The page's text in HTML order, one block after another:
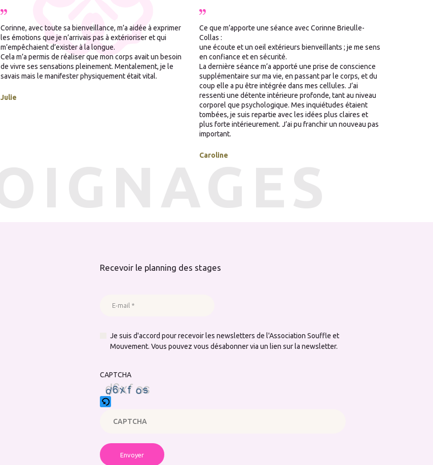
Corinne, avec toute sa bienveillance, m’a aidée à exprimer
les émotions que je n’arrivais pas à extérioriser et qui
m’empêchaient d’exister à la longue.
Cela m’a permis de réaliser que mon corps avait un besoin
de vivre ses sensations pleinement. Mentalement, je le
savais mais le manifester physiquement était vital.
Julie
Ce que m’apporte une séance avec Corinne Brieulle-
Collas :
une écoute et un oeil extérieurs bienveillants ; je me sens
en confiance et en sécurité.
La dernière séance m’a apporté une prise de conscience
supplémentaire sur ma vie, en passant par le corps, et du
coup elle a pu être intégrée dans mes cellules. J’ai
ressenti une détente intérieure profonde, tant au niveau
corporel que psychologique. Mes inquiétudes étaient
tombées, je suis repartie avec les idées plus claires et
plus forte intérieurement. J’ai pu franchir un nouveau pas
important.
Caroline
Recevoir le planning des stages
Je suis d'accord pour recevoir les newsletters de l'Association Souffle et
Mouvement. Vous pouvez vous désabonner via un lien sur la newsletter.
CAPTCHA
enter